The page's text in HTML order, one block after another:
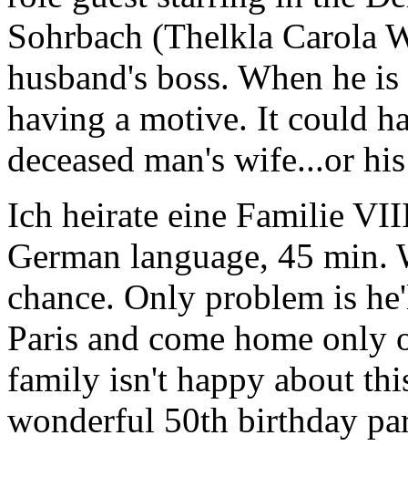
Sohrbach (Thelkla Carola
husband's boss. When he
having a motive. It could
deceased man's wife...or
Ich heirate eine Familie
German language, 45 min.
chance. Only problem is
Paris and come home only
family isn't happy about
wonderful 50th birthday